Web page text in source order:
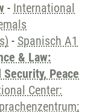
- International
- Spanisch A1
& Law:
Peace
Center: